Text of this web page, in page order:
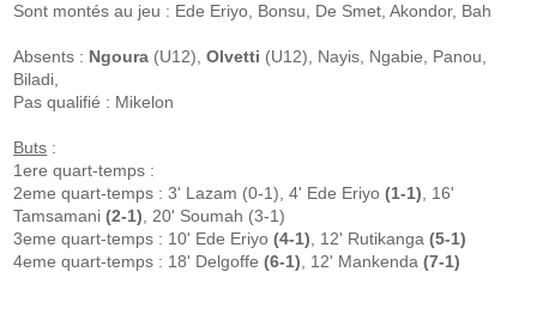
Sont montés au jeu : Ede Eriyo, Bonsu, De Smet, Akondor, Bah
Absents : Ngoura (U12),Olvetti (U12), Nayis, Ngabie, Panou,
Biladi,
Pas qualifié : Mikelon
Buts :
1ere quart-temps :
2eme quart-temps : 3' Lazam (0-1), 4' Ede Eriyo(1-1) , 16'
Tamsamani(2-1) , 20' Soumah (3-1)
3eme quart-temps : 10' Ede Eriyo(4-1) , 12' Rutikanga(5-1)
4eme quart-temps : 18' Delgoffe(6-1) , 12' Mankenda(7-1)